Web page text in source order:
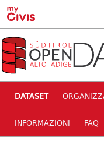
Skip to main content
DATASET
INFORMAZIONI FAQ